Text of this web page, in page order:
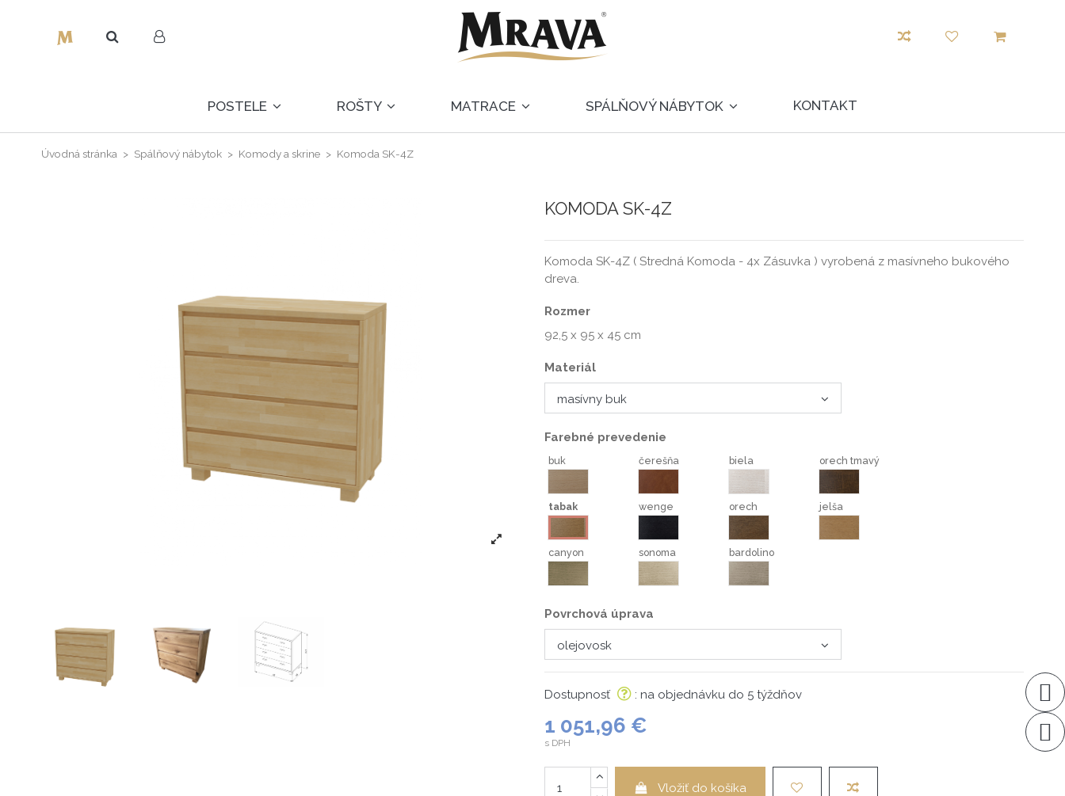
POSTELE ROŠTY MATRACE SPÁLŇOVÝ NÁBYTOK KONTAKT
Úvodná stránka Spálňový nábytok Komody a skrine Komoda SK-4Z
KOMODA SK-4Z
Komoda SK-4Z ( Stredná Komoda - 4x Zásuvka ) vyrobená z masívneho bukového
dreva.
Rozmer
92,5 x 95 x 45 cm
Materiál
Farebné prevedenie
buk čerešňa biela orech tmavý
tabak wenge orech jelša
canyon sonoma
sonoma
bardolino
Povrchová úprava
Dostupnosť : na objednávku do 5 týždňov
1 051,96 €
s DPH
Vložiť do košíka